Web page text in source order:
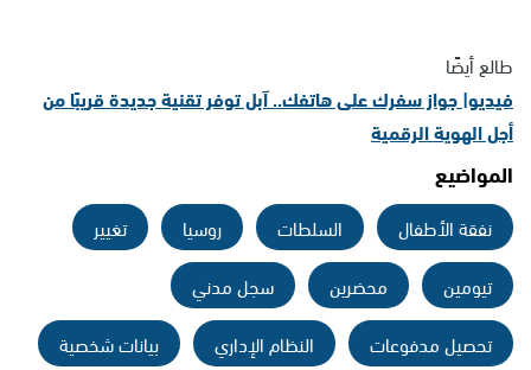
طالع أيضًا
فيديو| جواز سفرك على هاتفك.. آبل توفر تقنية جديدة قريبًا من
أجل الهوية الرقمية
المواضيع
نفقة الأطفال السلطات روسيا
تغيير
تيومين
محضرين
سجل مدني
تحصيل مدفوعات
النظام الإداري
بيانات شخصية